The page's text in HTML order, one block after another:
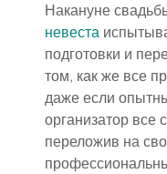
Накануне
невеста
подготовки и
том, как же все
даже если
организатор все
переложив на